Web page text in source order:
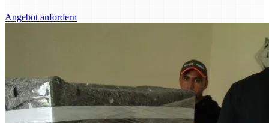
Angebot anfordern